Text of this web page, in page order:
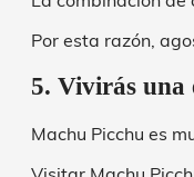
Por esta razón,
5. Vivirás una
Machu Picchu es